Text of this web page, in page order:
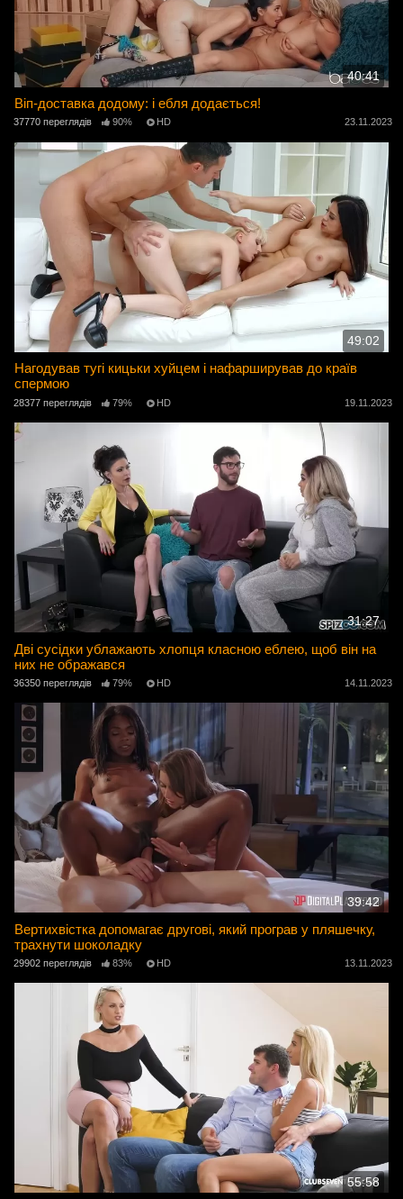
40:41
Віп-доставка додому: і ебля додається!
37770 переглядів 90% HD 23.11.2023
49:02
Нагодував тугі кицьки хуйцем і нафарширував до країв
спермою
28377 переглядів 79% HD 19.11.2023
31:27
Дві сусідки ублажають хлопця класною еблею, щоб він на
них не ображався
36350 переглядів 79% HD 14.11.2023
39:42
Вертихвістка допомагає другові, який програв у пляшечку,
трахнути шоколадку
29902 переглядів 83% HD 13.11.2023
55:58